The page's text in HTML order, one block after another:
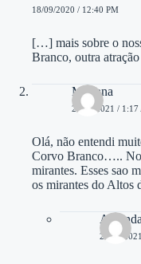
18/09/2020 / 12:40 PM
[…] mais sobre o
Branco, outra
Mariana
20/06/2021 / 1:17
Olá, não entendi
Corvo Branco….. No
mirantes. Esses sao
os mirantes do Altos
21/06/